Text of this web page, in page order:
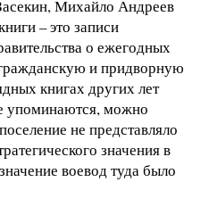
Михайло Андреев
– это записи
о ежегодных
и придворную
книгах других лет
упоминаются, можно
не представляло
значения в
воевод туда было